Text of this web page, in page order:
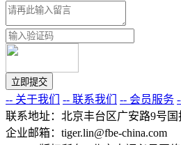
-- 关于我们 -- 联系我们 -- 会员服务
联系地址：北京丰台区广安路9号
企业邮箱：tiger.lin@fbe-china.com